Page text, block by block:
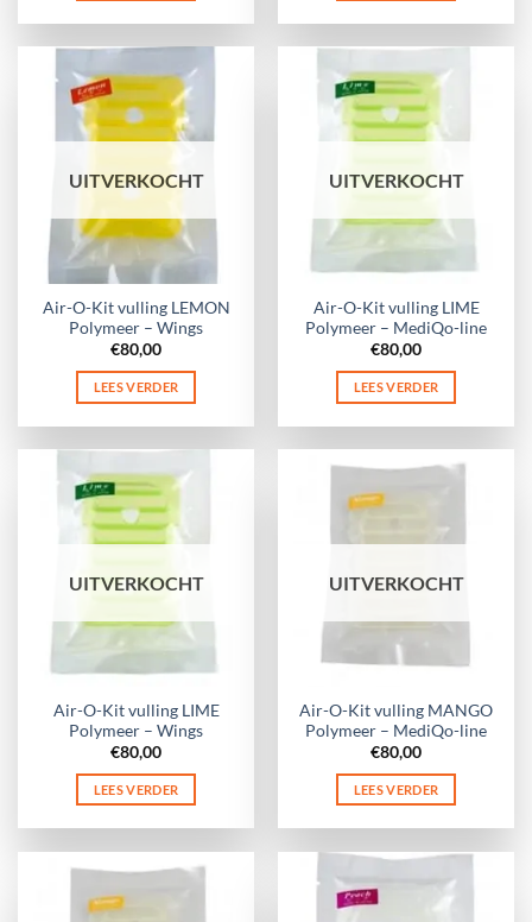
UITVERKOCHT
Air-O-Kit vulling LEMON
Polymeer – Wings
€80,00
LEES VERDER
UITVERKOCHT
Air-O-Kit vulling LIME
Polymeer – MediQo-line
€80,00
LEES VERDER
UITVERKOCHT
Air-O-Kit vulling LIME
Polymeer – Wings
€80,00
LEES VERDER
UITVERKOCHT
Air-O-Kit vulling MANGO
Polymeer – MediQo-line
€80,00
LEES VERDER